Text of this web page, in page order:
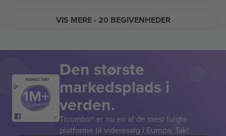
VIS MERE- 20 BEGIVENHEDER
MANGE TAK! Den største
markedsplads i
verden.
Ticombo® er nu en af de mest fulgte
platforme til videresalg i Europa. Tak!